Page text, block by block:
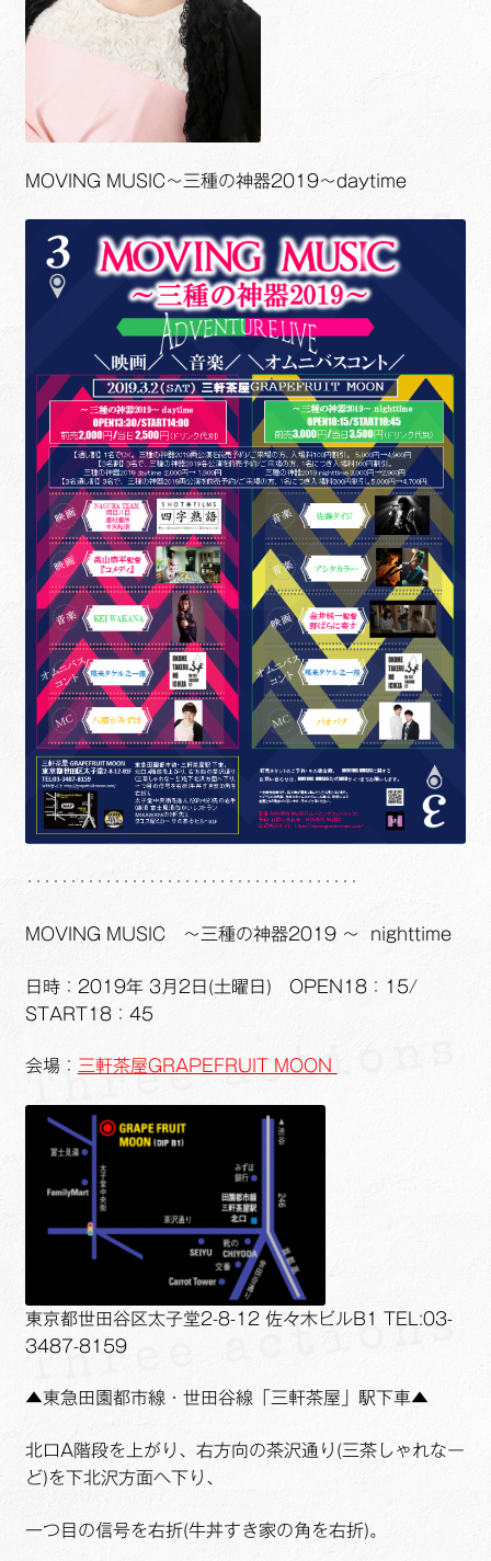
MOVING MUSIC～三種の神器2019～daytime
‥‥‥‥‥‥‥‥‥‥‥‥‥‥‥‥‥‥‥
MOVING MUSIC ～三種の神器2019 ～ nighttime
日時：2019年 3月2日(土曜日) OPEN18：15/
START18：45
会場： 三軒茶屋GRAPEFRUIT MOON
東京都世田谷区太子堂2-8-12 佐々木ビルB1 TEL:03-
3487-8159
▲東急田園都市線・世田谷線「三軒茶屋」駅下車▲
北口A階段を上がり、右方向の茶沢通り(三茶しゃれなー
ど)を下北沢方面へ下り、
一つ目の信号を右折(牛丼すき家の角を右折)。